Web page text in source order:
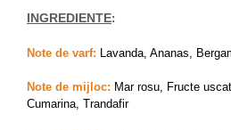
INGREDIENTE:
Note de varf: Lavanda, Ananas,
Note de mijloc: Mar rosu, Fructe
Cumarina, Trandafir